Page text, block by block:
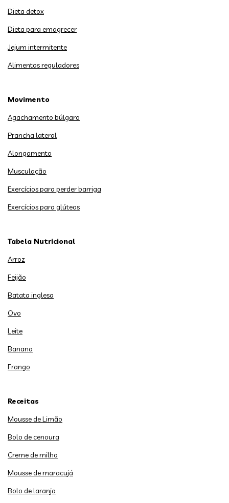
Dieta detox
Dieta para emagrecer
Jejum intermitente
Alimentos reguladores
Movimento
Agachamento búlgaro
Prancha lateral
Alongamento
Musculação
Exercícios para perder barriga
Exercícios para glúteos
Tabela Nutricional
Arroz
Feijão
Batata inglesa
Ovo
Leite
Banana
Frango
Receitas
Mousse de Limão
Bolo de cenoura
Creme de milho
Mousse de maracujá
Bolo de laranja